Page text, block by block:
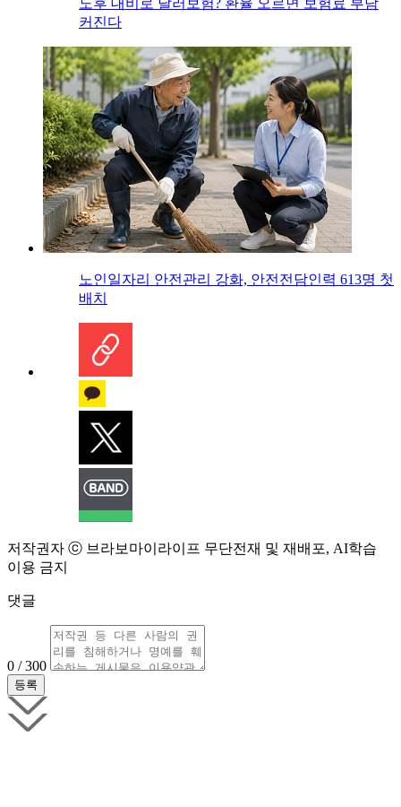
노후 대비로 달러보험? 환율 오르면 보험료 부담
커진다
노인일자리 안전관리 강화, 안전전담인력 613명 첫
배치
저작권자 ⓒ 브라보마이라이프 무단전재 및 재배포, AI학습
이용 금지
댓글
0 / 300